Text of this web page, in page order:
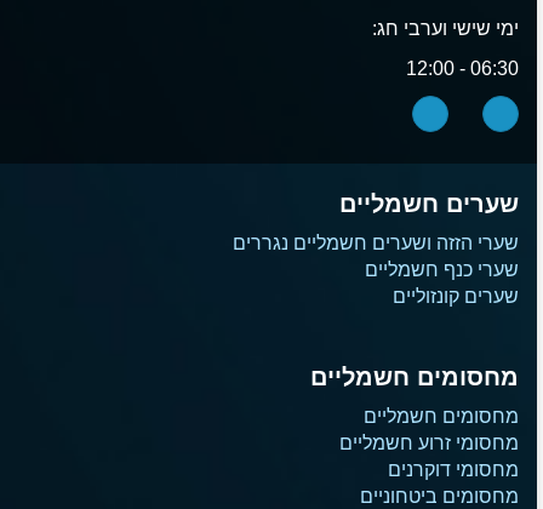
ימי שישי וערבי חג:
06:30 - 12:00
שערים חשמליים
שערי הזזה ושערים חשמליים נגררים
שערי כנף חשמליים
שערים קונזוליים
מחסומים חשמליים
מחסומים חשמליים
מחסומי זרוע חשמליים
מחסומי דוקרנים
מחסומים ביטחוניים